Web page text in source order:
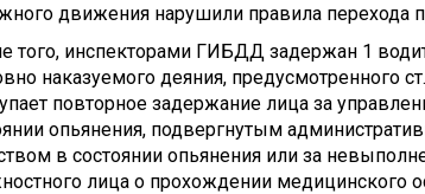
движения нарушили правила перехода
того, инспекторами ГИБДД задержан 1
наказуемого деяния, предусмотренного
повторное задержание лица за
опьянения, подвергнутым
в состоянии опьянения или за
лица о прохождении медицинского